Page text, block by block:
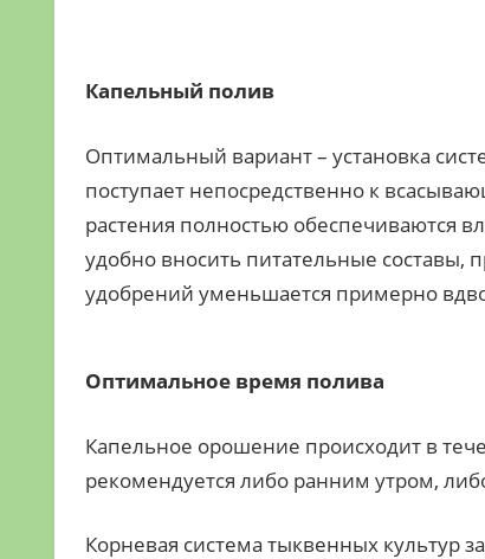
Капельный полив
Оптимальный вариант – установка
поступает непосредственно к
растения полностью обеспечиваются
удобно вносить питательные составы,
удобрений уменьшается примерно
Оптимальное время полива
Капельное орошение происходит в
рекомендуется либо ранним утром,
Корневая система тыквенных культур